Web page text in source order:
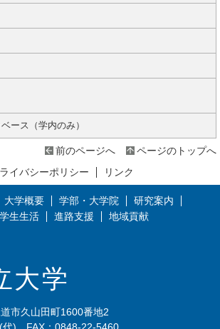
ース（学内のみ）
ページのトップへ
前のページへ
イバシーポリシー リンク
大学概要 学部・大学院
研究案内
学生生活 進路支援 地域貢献
大学
市久山田町1600番地2